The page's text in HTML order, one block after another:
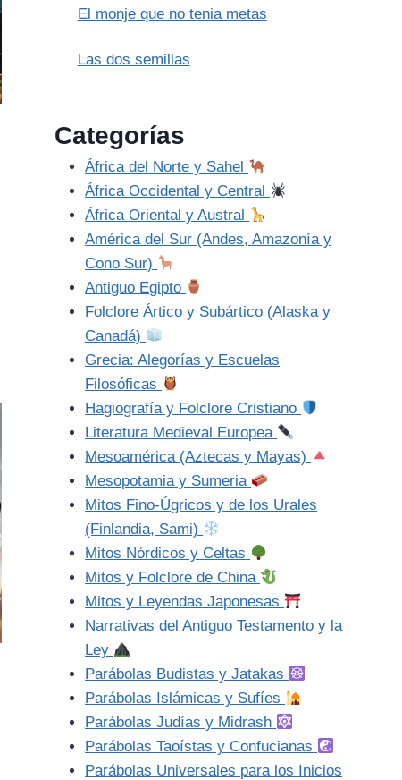
El monje que no tenia metas
Las dos semillas
Categorías
África del Norte y Sahel
África Occidental y Central
África Oriental y Austral
América del Sur (Andes, Amazonía y
Cono Sur)
Antiguo Egipto
Folclore Ártico y Subártico (Alaska y
Canadá)
Grecia: Alegorías y Escuelas
Filosóficas
Hagiografía y Folclore Cristiano
Literatura Medieval Europea
Mesoamérica (Aztecas y Mayas)
Mesopotamia y Sumeria
Mitos Fino-Úgricos y de los Urales
(Finlandia, Sami)
Mitos Nórdicos y Celtas
Mitos y Folclore de China
Mitos y Leyendas Japonesas
Narrativas del Antiguo Testamento y la
Ley
Parábolas Budistas y Jatakas
Parábolas Islámicas y Sufíes
Parábolas Judías y Midrash
Parábolas Taoístas y Confucianas
Parábolas Universales para los Inicios